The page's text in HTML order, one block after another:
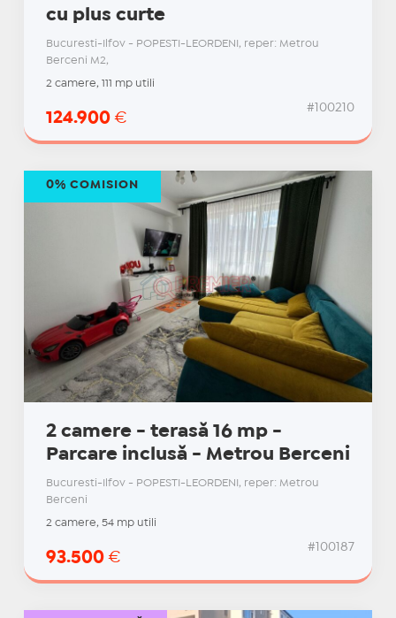
cu plus curte
Bucuresti-Ilfov - POPESTI-LEORDENI, reper: Metrou
Berceni M2,
2 camere, 111 mp utili
124.900 €
#100210
2 camere - terasă 16 mp -
Parcare inclusă - Metrou Berceni
Bucuresti-Ilfov - POPESTI-LEORDENI, reper: Metrou
Berceni
2 camere, 54 mp utili
93.500 €
#100187
0% COMISION